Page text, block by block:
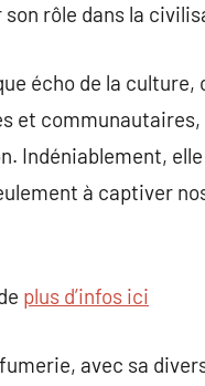
rôle dans la
écho de la culture,
et
Indéniablement,
à captiver
plus d’infos ici
avec sa